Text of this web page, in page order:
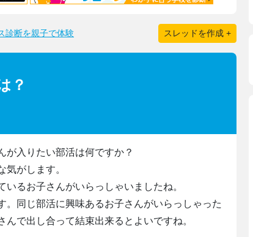
診断を親子で体験 スレッドを作成 +
？
が入りたい部活は何ですか？
がします。
るお子さんがいらっしゃいましたね。
。同じ部活に興味あるお子さんがいらっしゃった
で出し合って結束出来るとよいですね。